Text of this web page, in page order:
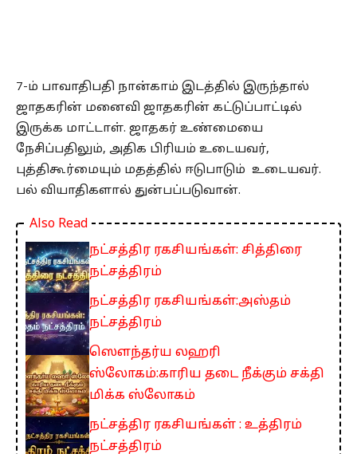
7-ம் பாவாதிபதி நான்காம் இடத்தில் இருந்தால்
ஜாதகரின் மனைவி ஜாதகரின் கட்டுப்பாட்டில்
இருக்க மாட்டாள். ஜாதகர் உண்மையை
நேசிப்பதிலும், அதிக பிரியம் உடையவர்,
புத்திகூர்மையும் மதத்தில் ஈடுபாடும் உடையவர்.
பல் வியாதிகளால் துன்பப்படுவான்.
Also Read
நட்சத்திர ரகசியங்கள்: சித்திரை
நட்சத்திரம்
நட்சத்திர ரகசியங்கள்:அஸ்தம்
நட்சத்திரம்
ஸௌந்தர்ய லஹரி
ஸ்லோகம்:காரிய தடை நீக்கும் சக்தி
மிக்க ஸ்லோகம்
நட்சத்திர ரகசியங்கள் : உத்திரம்
நட்சத்திரம்